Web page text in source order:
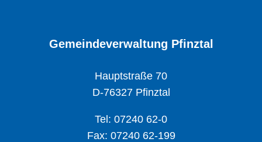
Gemeindeverwaltung Pfinztal
Hauptstraße 70
D-76327 Pfinztal
Tel: 07240 62-0
Fax: 07240 62-199